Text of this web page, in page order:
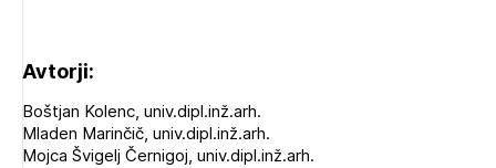
Avtorji:
Boštjan Kolenc, univ.dipl.inž.arh.
Mladen Marinčič, univ.dipl.inž.arh.
Mojca Švigelj Černigoj, univ.dipl.inž.arh.